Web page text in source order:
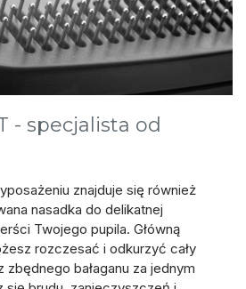
- specjalista od
znajduje się również
nasadka do delikatnej
Twojego pupila. Główną
rozczesać i odkurzyć cały
zbędnego bałaganu za jednym